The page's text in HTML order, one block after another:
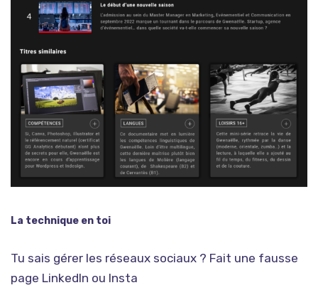
La technique en toi
Tu sais gérer les réseaux sociaux ? Fait une fausse
page LinkedIn ou Insta